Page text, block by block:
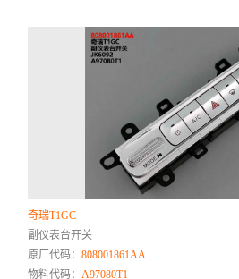
奇瑞T1GC
副仪表台开关
原厂代码：808001861AA
物料代码： A97080T1